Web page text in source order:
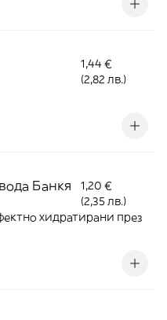
1,44 €
(2,82 лв.)
Банкя
1,20 €
(2,35 лв.)
хидратирани през